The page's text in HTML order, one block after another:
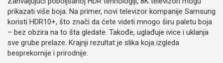
prikazati više boja. Na primer, novi televizor kompanije Samsung
koristi HDR10+, što znači da ćete videti mnogo širu paletu boja
– bez obzira na to šta gledate. Takođe, uglađuje ivice i uklanja
sve grube prelaze. Krajnji rezultat je slika koja izgleda
besprekornije i prirodnije.